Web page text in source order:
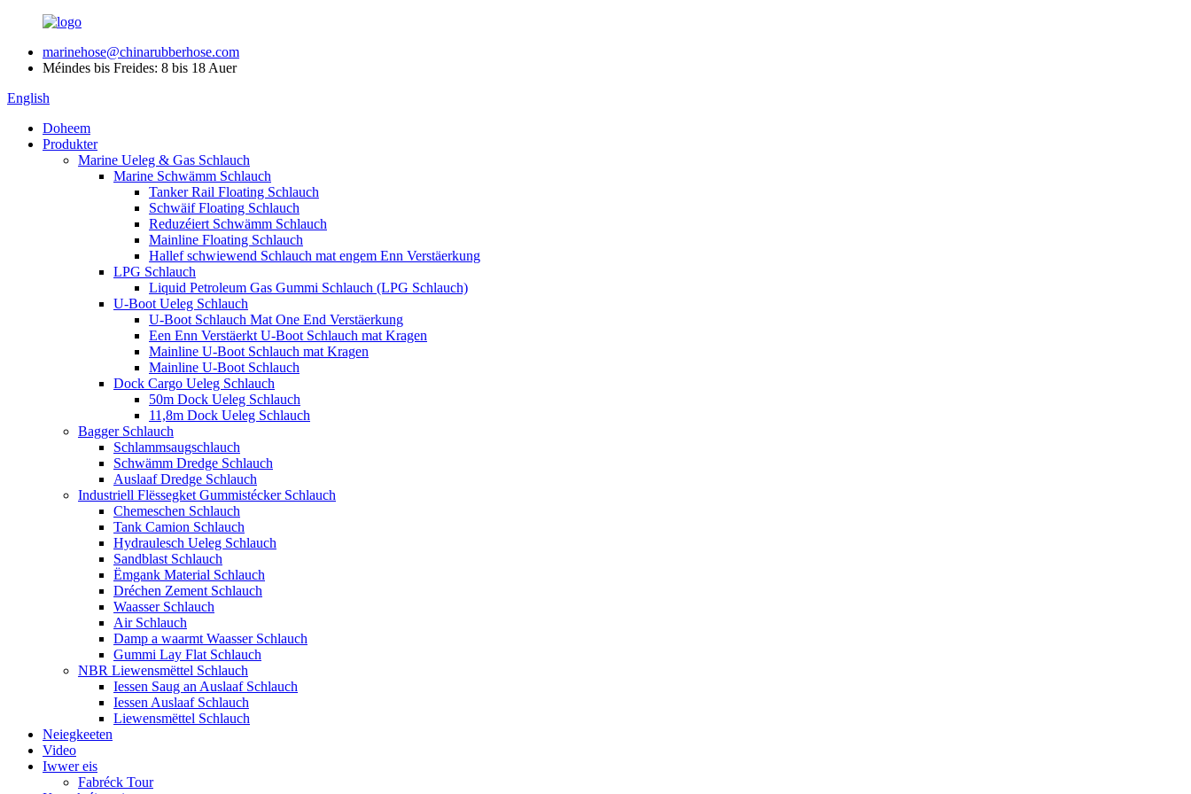
marinehose@chinarubberhose.com
Méindes bis Freides: 8 bis 18 Auer
English
Doheem
Produkter
Marine Ueleg & Gas Schlauch
Marine Schwämm Schlauch
Tanker Rail Floating Schlauch
Schwäif Floating Schlauch
Reduzéiert Schwämm Schlauch
Mainline Floating Schlauch
Hallef schwiewend Schlauch mat engem Enn Verstäerkung
LPG Schlauch
Liquid Petroleum Gas Gummi Schlauch (LPG Schlauch)
U-Boot Ueleg Schlauch
U-Boot Schlauch Mat One End Verstäerkung
Een Enn Verstäerkt U-Boot Schlauch mat Kragen
Mainline U-Boot Schlauch mat Kragen
Mainline U-Boot Schlauch
Dock Cargo Ueleg Schlauch
50m Dock Ueleg Schlauch
11,8m Dock Ueleg Schlauch
Bagger Schlauch
Schlammsaugschlauch
Schwämm Dredge Schlauch
Auslaaf Dredge Schlauch
Industriell Flëssegket Gummistécker Schlauch
Chemeschen Schlauch
Tank Camion Schlauch
Hydraulesch Ueleg Schlauch
Sandblast Schlauch
Ëmgank Material Schlauch
Dréchen Zement Schlauch
Waasser Schlauch
Air Schlauch
Damp a waarmt Waasser Schlauch
Gummi Lay Flat Schlauch
NBR Liewensmëttel Schlauch
Iessen Saug an Auslaaf Schlauch
Iessen Auslaaf Schlauch
Liewensmëttel Schlauch
Neiegkeeten
Video
Iwwer eis
Fabréck Tour